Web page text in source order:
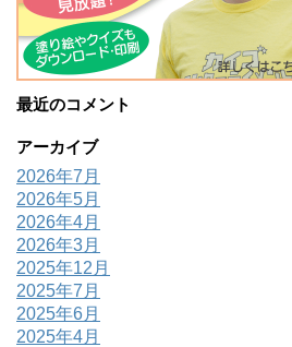
最近のコメント
アーカイブ
2026年7月
2026年5月
2026年4月
2026年3月
2025年12月
2025年7月
2025年6月
2025年4月